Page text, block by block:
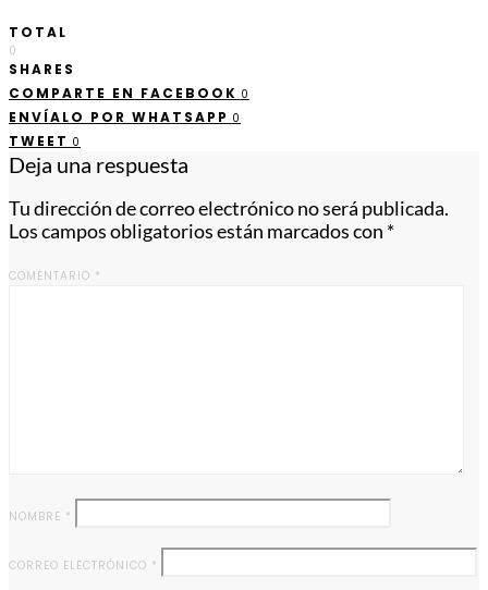
TOTAL
0
SHARES
COMPARTE EN FACEBOOK 0
ENVÍALO POR WHATSAPP 0
TWEET 0
Deja una respuesta
Tu dirección de correo electrónico no será publicada.
Los campos obligatorios están marcados con *
COMENTARIO *
NOMBRE *
CORREO ELECTRÓNICO *